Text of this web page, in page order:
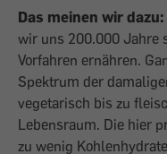
Das meinen wir dazu:
wir uns 200.000 Jahre
Vorfahren ernähren.
Spektrum der
vegetarisch bis zu
Lebensraum. Die hier
zu wenig